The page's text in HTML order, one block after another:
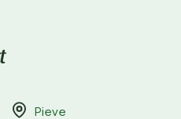
Pieve